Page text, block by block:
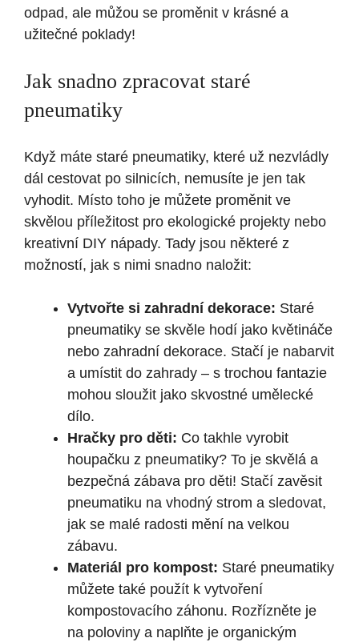
odpad, ale můžou se proměnit v krásné a
užitečné poklady!
Jak snadno zpracovat staré
pneumatiky
Když máte staré pneumatiky, které už nezvládly
dál cestovat po silnicích, nemusíte je jen tak
vyhodit. Místo toho je můžete proměnit ve
skvělou příležitost pro ekologické projekty nebo
kreativní DIY nápady. Tady jsou některé z
možností, jak s nimi snadno naložit:
Vytvořte si zahradní dekorace: Staré
pneumatiky se skvěle hodí jako květináče
nebo zahradní dekorace. Stačí je nabarvit
a umístit do zahrady – s trochou fantazie
mohou sloužit jako skvostné umělecké
dílo.
Hračky pro děti: Co takhle vyrobit
houpačku z pneumatiky? To je skvělá a
bezpečná zábava pro děti! Stačí zavěsit
pneumatiku na vhodný strom a sledovat,
jak se malé radosti mění na velkou
zábavu.
Materiál pro kompost: Staré pneumatiky
můžete také použít k vytvoření
kompostovacího záhonu. Rozřízněte je
na poloviny a naplňte je organickým